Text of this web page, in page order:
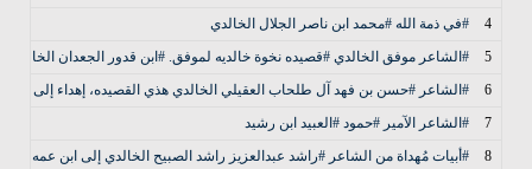
4
#في ذمة الله #محمد ابن ناصر الجلال الخالدي
5
#الشاعر موفق الخالدي #قصيده نخوة خالديه لموفق. #ابن قدور الجعدان
6
#الشاعر #حسن بن فهد آل طلحاب العقيلي الخالدي هذي القصيده، إهداء إلى ابن
7
#الشاعر الآمير #حمود #العبيد ابن رشيد
8
#أبيات مُهداة من الشاعر #راشد عبدالعزيز راشد الصبيح الخالدي إلى ابن عمه